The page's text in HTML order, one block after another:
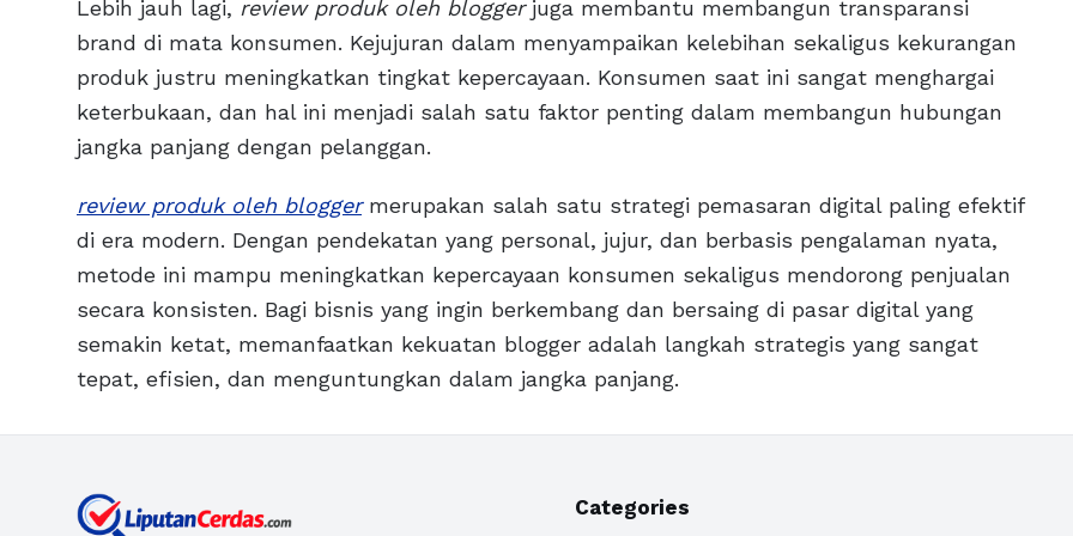
Lebih jauh lagi, review produk oleh bloggerjuga membantu membangun transparansi
brand di mata konsumen. Kejujuran dalam menyampaikan kelebihan sekaligus kekurangan
produk justru meningkatkan tingkat kepercayaan. Konsumen saat ini sangat menghargai
keterbukaan, dan hal ini menjadi salah satu faktor penting dalam membangun hubungan
jangka panjang dengan pelanggan.
review produk oleh bloggermerupakan salah satu strategi pemasaran digital paling efektif
di era modern. Dengan pendekatan yang personal, jujur, dan berbasis pengalaman nyata,
metode ini mampu meningkatkan kepercayaan konsumen sekaligus mendorong penjualan
secara konsisten. Bagi bisnis yang ingin berkembang dan bersaing di pasar digital yang
semakin ketat, memanfaatkan kekuatan blogger adalah langkah strategis yang sangat
tepat, efisien, dan menguntungkan dalam jangka panjang.
Categories